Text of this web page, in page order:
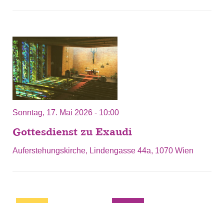
Sonntag, 17. Mai 2026 - 10:00
Gottesdienst zu Exaudi
Auferstehungskirche, Lindengasse 44a, 1070 Wien